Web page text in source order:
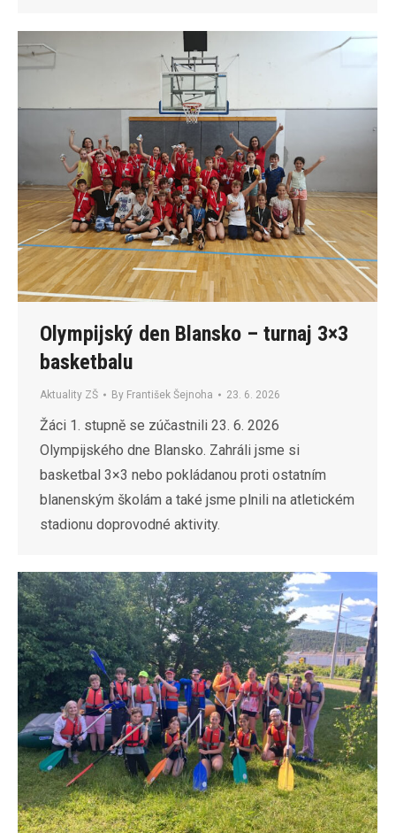
Olympijský den Blansko – turnaj 3×3
basketbalu
Aktuality ZŠ By František Šejnoha 23. 6. 2026
Žáci 1. stupně se zúčastnili 23. 6. 2026
Olympijského dne Blansko. Zahráli jsme si
basketbal 3×3 nebo pokládanou proti ostatním
blanenským školám a také jsme plnili na atletickém
stadionu doprovodné aktivity.